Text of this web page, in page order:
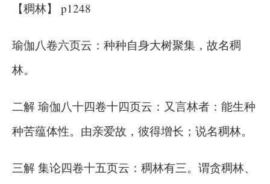
【稠林】 p1248
瑜伽八卷六页云：种种自身大树聚集，故名稠
林。
二解 瑜伽八十四卷十四页云：又言林者：能生种
种苦蕴体性。由亲爱故，彼得增长；说名稠林。
三解 集论四卷十五页云：稠林有三。谓贪稠林、